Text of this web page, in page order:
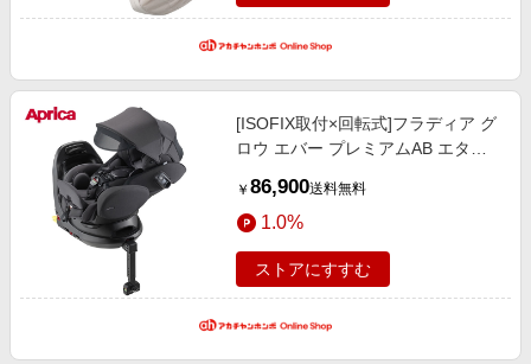
[ISOFIX取付×回転式]フラディア グ
ロウ エバー プレミアムAB エター
ルドシート ベビーカー・チャイル
ドシート・抱っこ紐 チャイルドシ
ート・カー用品
￥ 86,900送料無料
1.0%
ストアにすすむ